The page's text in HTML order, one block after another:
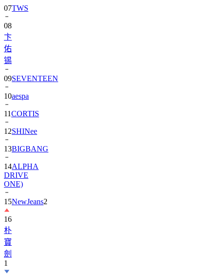
08
卞
佑
锡
09
10aespa
11CORTIS
12SHINee
13BIGBANG
14ALPHA
DRIVE
ONE)
15NewJeans
16
朴
寶
劍
1
17